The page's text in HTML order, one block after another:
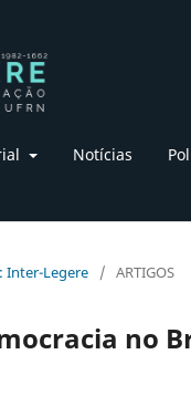
Notícias
Inter-Legere / ARTIGOS
no